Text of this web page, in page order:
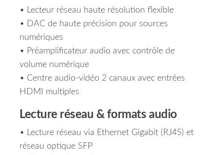
• Lecteur réseau haute résolution flexible
• DAC de haute précision pour sources
numériques
• Préamplificateur audio avec contrôle de
volume numérique
• Centre audio-vidéo 2 canaux avec entrées
HDMI multiples
Lecture réseau & formats audio
• Lecture réseau via Ethernet Gigabit (RJ45) et
réseau optique SFP